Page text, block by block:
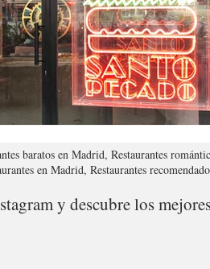
baratos en Madrid, Restaurantes
en Madrid, Restaurantes
y descubre los